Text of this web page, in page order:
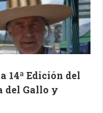
14ª Edición del
del Gallo y